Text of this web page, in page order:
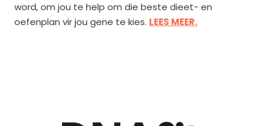
word, om jou te help om die beste dieet- en
oefenplan vir jou gene te kies. LEES MEER.